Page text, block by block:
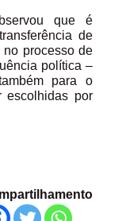
que é
de
no processo de
política –
para o
escolhidas por